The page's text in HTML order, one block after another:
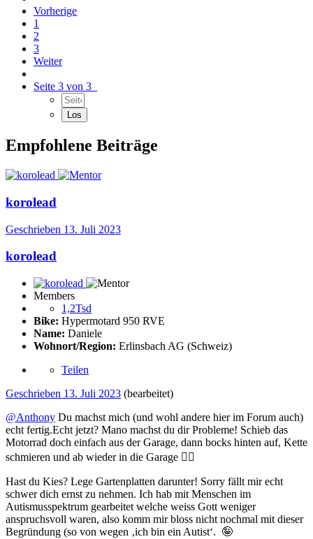
Vorherige
1
2
3
Weiter
Seite 3 von 3
Empfohlene Beiträge
korolead
Geschrieben 13. Juli 2023
korolead
Members
1,2Tsd
Bike: Hypermotard 950 RVE
Name: Daniele
Wohnort/Region: Erlinsbach AG (Schweiz)
Teilen
Geschrieben 13. Juli 2023 (bearbeitet)
@Anthony Du machst mich (und wohl andere hier im Forum auch)
echt fertig.Echt jetzt? Mano machst du dir Probleme! Schieb das
Motorrad doch einfach aus der Garage, dann bocks hinten auf, Kette
schmieren und ab wieder in die Garage 🤦‍♂️
Hast du Kies? Lege Gartenplatten darunter! Sorry fällt mir echt
schwer dich ernst zu nehmen. Ich hab mit Menschen im
Autismusspektrum gearbeitet welche weiss Gott weniger
anspruchsvoll waren, also komm mir bloss nicht nochmal mit dieser
Begründung (so von wegen ‚ich bin ein Autist‘. 🤪